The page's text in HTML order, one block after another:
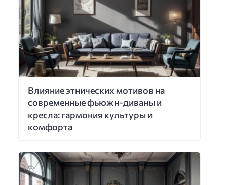
Влияние этнических мотивов на
современные фьюжн-диваны и
кресла: гармония культуры и
комфорта